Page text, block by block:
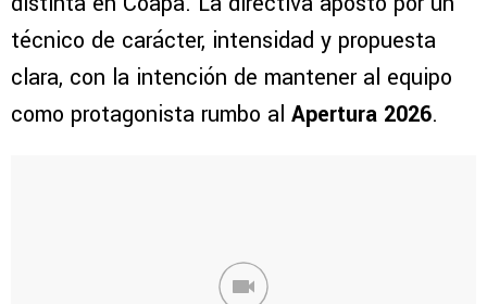
técnico de carácter, intensidad y propuesta
clara, con la intención de mantener al equipo
como protagonista rumbo al Apertura 2026.